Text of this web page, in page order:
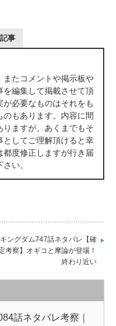
事
またコメントや掲示板や
を編集して掲載させて頂
が必要なものはそれをも
のもあります。内容に間
りますが、あくまでもそ
としてご理解頂けると幸
都度修正しますが行き届
い。
キングダム747話ネタバレ【確
考察】オギコと摩論が登場！
終わり近い
話ネタバレ考察｜